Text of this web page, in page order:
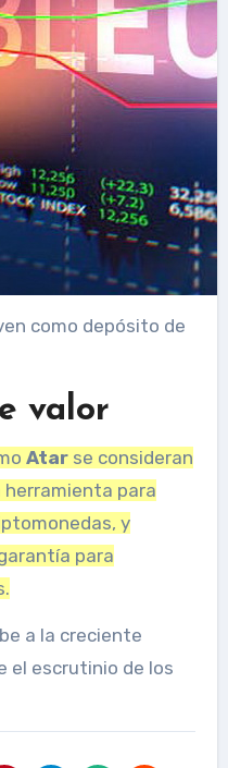
como depósito de
valor
Atar se consideran
herramienta para
y
para
a la creciente
el escrutinio de los